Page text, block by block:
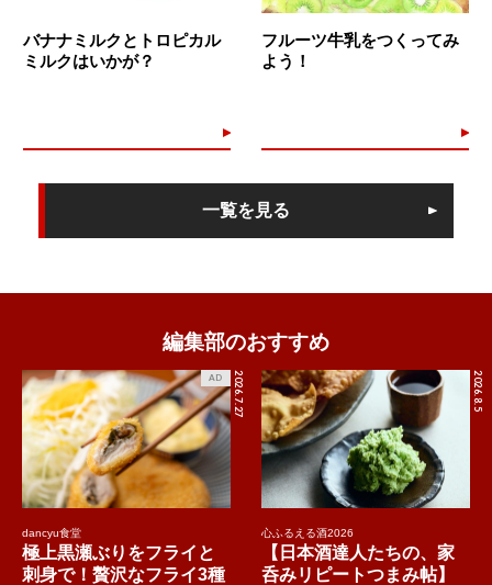
バナナミルクとトロピカル
ミルクはいかが？
フルーツ牛乳をつくってみ
よう！
一覧を見る
編集部のおすすめ
2026.7.27
AD
dancyu食堂
極上黒瀬ぶりをフライと
刺身で！贅沢なフライ3種
2026.8.5
心ふるえる酒2026
【日本酒達人たちの、家
呑みリピートつまみ帖】